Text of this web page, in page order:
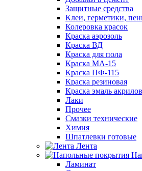
Защитные средства
Клеи, герметики,
Колеровка красок
Краска аэрозоль
Краска ВД
Краска для пола
Краска МА-15
Краска ПФ-115
Краска резиновая
Краска эмаль
Лаки
Прочее
Смазки технические
Химия
Шпатлевки готовые
Лента
Ламинат